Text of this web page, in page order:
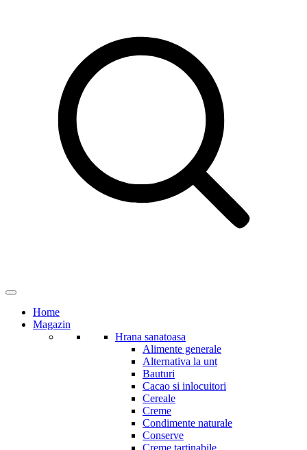
Home
Magazin
Hrana sanatoasa
Alimente generale
Alternativa la unt
Bauturi
Cacao si inlocuitori
Cereale
Creme
Condimente naturale
Conserve
Creme tartinabile